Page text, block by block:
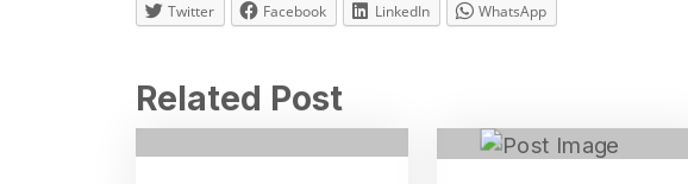
Twitter Facebook LinkedIn WhatsApp
Related Post